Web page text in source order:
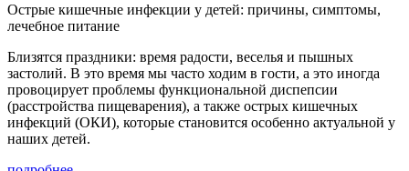
Острые кишечные инфекции у детей: причины, симптомы,
лечебное питание
Близятся праздники: время радости, веселья и пышных
застолий. В это время мы часто ходим в гости, а это иногда
провоцирует проблемы функциональной диспепсии
(расстройства пищеварения), а также острых кишечных
инфекций (ОКИ), которые становится особенно актуальной у
наших детей.